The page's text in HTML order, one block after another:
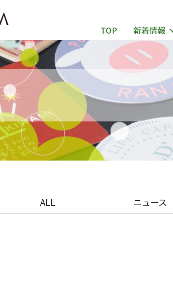
TOP 新着情報
ALL ニュース